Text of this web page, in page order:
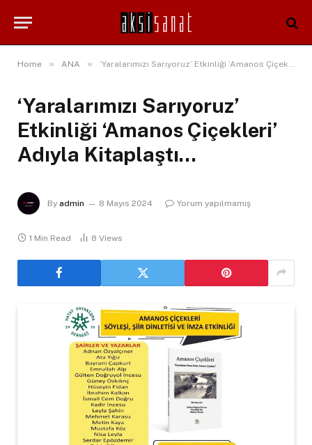
Home » ANA » ‘Yaralarımızı Sarıyoruz’ Etkinliği ‘Amanos Çiçekleri’ Adıyla Kitaplaştı…
‘Yaralarımızı Sarıyoruz’
Etkinliği ‘Amanos Çiçekleri’
Adıyla Kitaplaştı…
By admin 8 Mayıs 2024 Yorum yapılmamış
1 Min Read 8 Views